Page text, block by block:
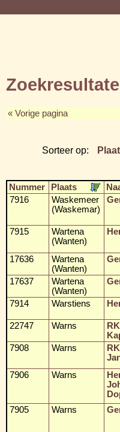
« Vorige pagina
Sorteer op:
Nummer Plaats
7916
Waskemeer
(Waskemar)
7915
Wartena
(Wanten)
17636
Wartena
(Wanten)
17637
Wartena
(Wanten)
7914
Warstiens
22747 Warns
7908 Warns
7906 Warns
7905 Warns